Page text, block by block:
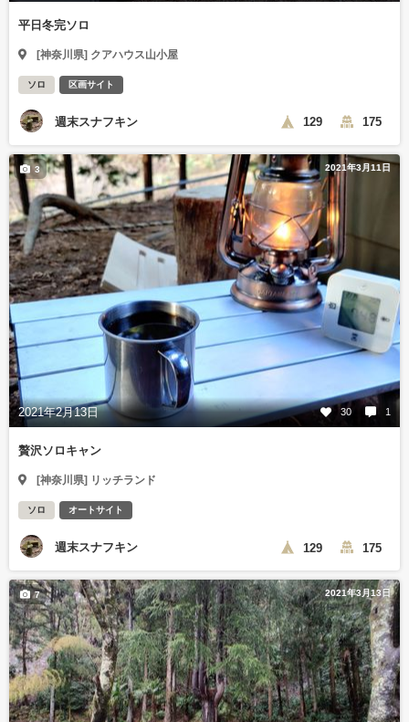
平日冬完ソロ
[神奈川県] クアハウス山小屋
ソロ 区画サイト
週末スナフキン 129 175
2021年3月11日
2021年2月13日 30 1
3
贅沢ソロキャン
[神奈川県] リッチランド
ソロ オートサイト
週末スナフキン 129 175
2021年3月13日
7